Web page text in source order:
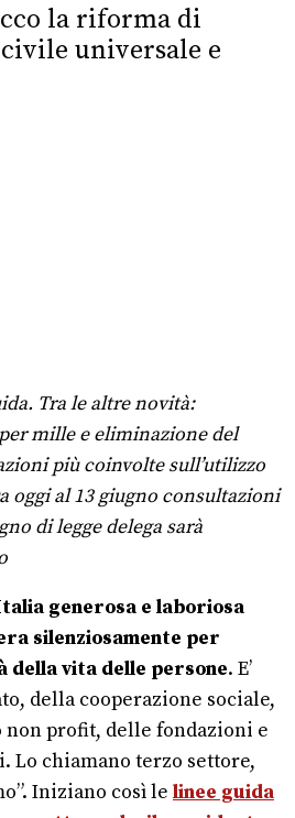
la riforma di
universale e
Tra le altre novità:
mille e eliminazione del
più coinvolte sull’utilizzo
oggi al 13 giugno consultazioni
di legge delega sarà
generosa e laboriosa
silenziosamente per
vita delle persone. E’
della cooperazione sociale,
non profit, delle fondazioni e
Lo chiamano terzo settore,
Iniziano così le linee guida